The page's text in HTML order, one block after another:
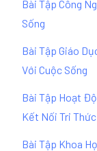
Bài Tập Công
Sống
Bài Tập Giáo
Với Cuộc Sống
Bài Tập Hoạt
Kết Nối Tri
Bài Tập Khoa